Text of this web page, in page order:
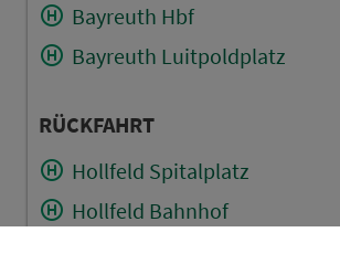
Bayreuth Hbf
Bayreuth Luitpoldplatz
RÜCKFAHRT
Hollfeld Spitalplatz
Hollfeld Bahnhof